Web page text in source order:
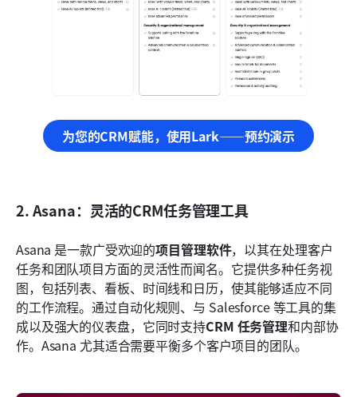
为您的CRM赋能，使用Lark——预约演示
2. Asana：灵活的CRM任务管理工具
Asana 是一款广受欢迎的项目管理软件，以其在处理客户
任务和团队项目方面的灵活性而闻名。它提供多种任务视
图，包括列表、看板、时间线和日历，使其能够适应不同
的工作流程。通过自动化规则、与 Salesforce 等工具的集
成以及强大的仪表盘，它同时支持CRM 任务管理和内部协
作。Asana 尤其适合需要平衡多个客户项目的团队。